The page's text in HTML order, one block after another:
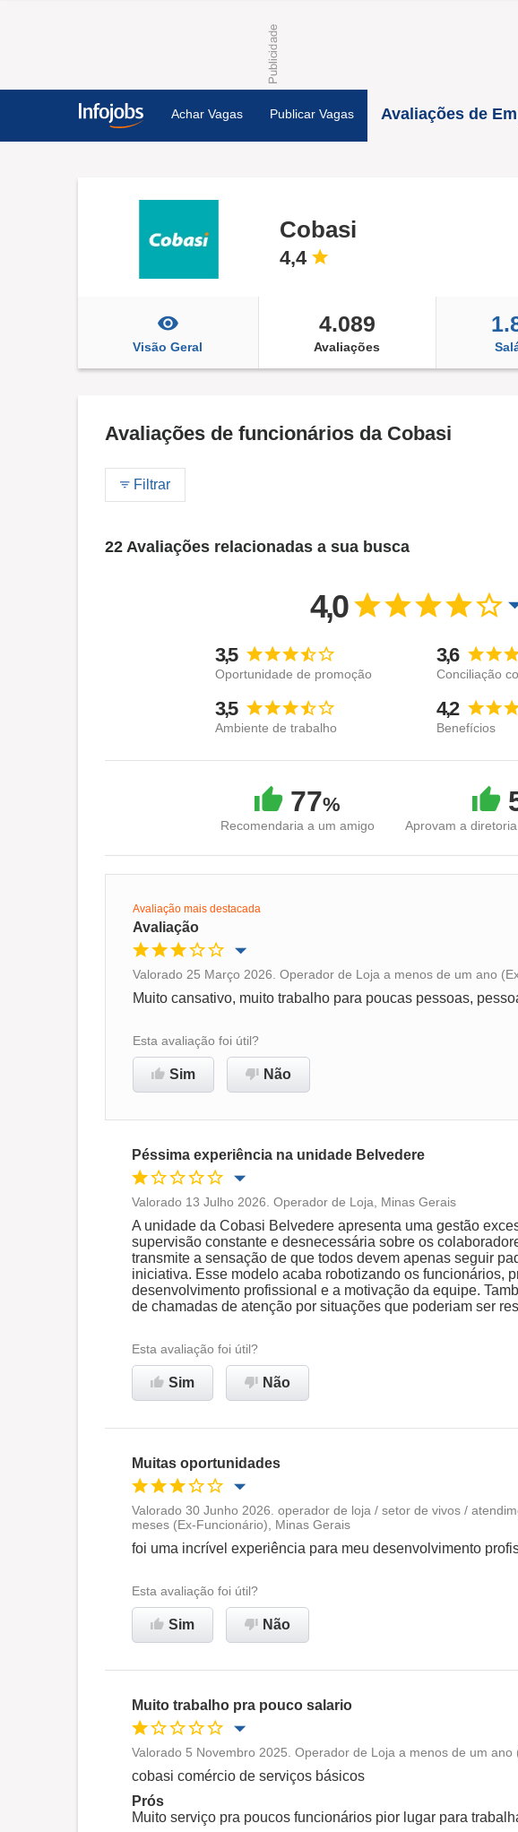
Achar Vagas Publicar Vagas Avaliações de
Cobasi
4,4
Visão Geral
4.089
Avaliações
Avaliações de funcionários da Cobasi
Filtrar
22 Avaliações relacionadas a sua busca
4,0
3,5
Oportunidade de promoção
3,6
Conciliação
3,5
Ambiente de trabalho
4,2
Benefícios
77%
Recomendaria a um amigo Aprovam a
Avaliação mais destacada
Avaliação
Oportunidade de promoção
Ambiente de trabalho
Conciliação com a
Não recomenda esta
Valorado 25 Março 2026. Operador de Loja a menos de um ano
Muito cansativo, muito trabalho para poucas pessoas,
Esta avaliação foi útil?
Sim Não
Péssima experiência na unidade Belvedere
Oportunidade de promoção
Ambiente de trabalho
Conciliação com a
Benefícios
Não recomenda esta
Não
Valorado 13 Julho 2026. Operador de Loja, Minas Gerais
A unidade da Cobasi Belvedere apresenta uma gestão
supervisão constante e desnecessária sobre os
transmite a sensação de que todos devem apenas seguir
iniciativa. Esse modelo acaba robotizando os funcionários,
desenvolvimento profissional e a motivação da equipe.
de chamadas de atenção por situações que poderiam ser
Esta avaliação foi útil?
Sim Não
Muitas oportunidades
Oportunidade de promoção
Recomenda esta empresa
Valorado 30 Junho 2026. operador de loja / setor de vivos /
meses (Ex-Funcionário), Minas Gerais
foi uma incrível experiência para meu desenvolvimento
Esta avaliação foi útil?
Sim Não
Muito trabalho pra pouco salario
Oportunidade de promoção
Ambiente de trabalho Benefícios
Valorado 5 Novembro 2025. Operador de Loja a menos de um
cobasi comércio de serviços básicos
Prós
Muito serviço pra poucos funcionários pior lugar para